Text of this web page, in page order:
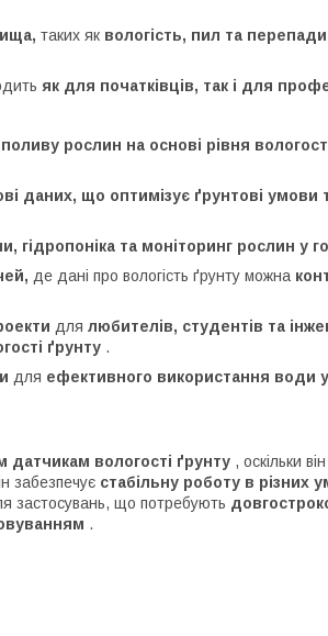
таких як вологість, пил та перепади
як для початківців, так і для
рослин на основі рівня
даних, що оптимізує ґрунтові умови
гідропоніка та моніторинг рослин у
де дані про вологість ґрунту можна
для любителів, студентів та
ґрунту .
для ефективного використання води
вологості ґрунту , оскільки
забезпечує стабільну роботу в різних
застосувань, що потребують
.